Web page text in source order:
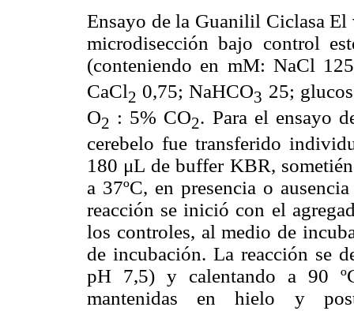
Ensayo de la Guanilil Ciclasa
microdisección bajo control
(conteniendo en mM: NaCl
CaCl2 0,75; NaHCO3 25;
O2 : 5% CO2. Para el ensayo
cerebelo fue transferido
180 μL de buffer KBR,
a 37ºC, en presencia o
reacción se inició con el
los controles, al medio de
de incubación. La reacción se
pH 7,5) y calentando a 90
mantenidas en hielo y